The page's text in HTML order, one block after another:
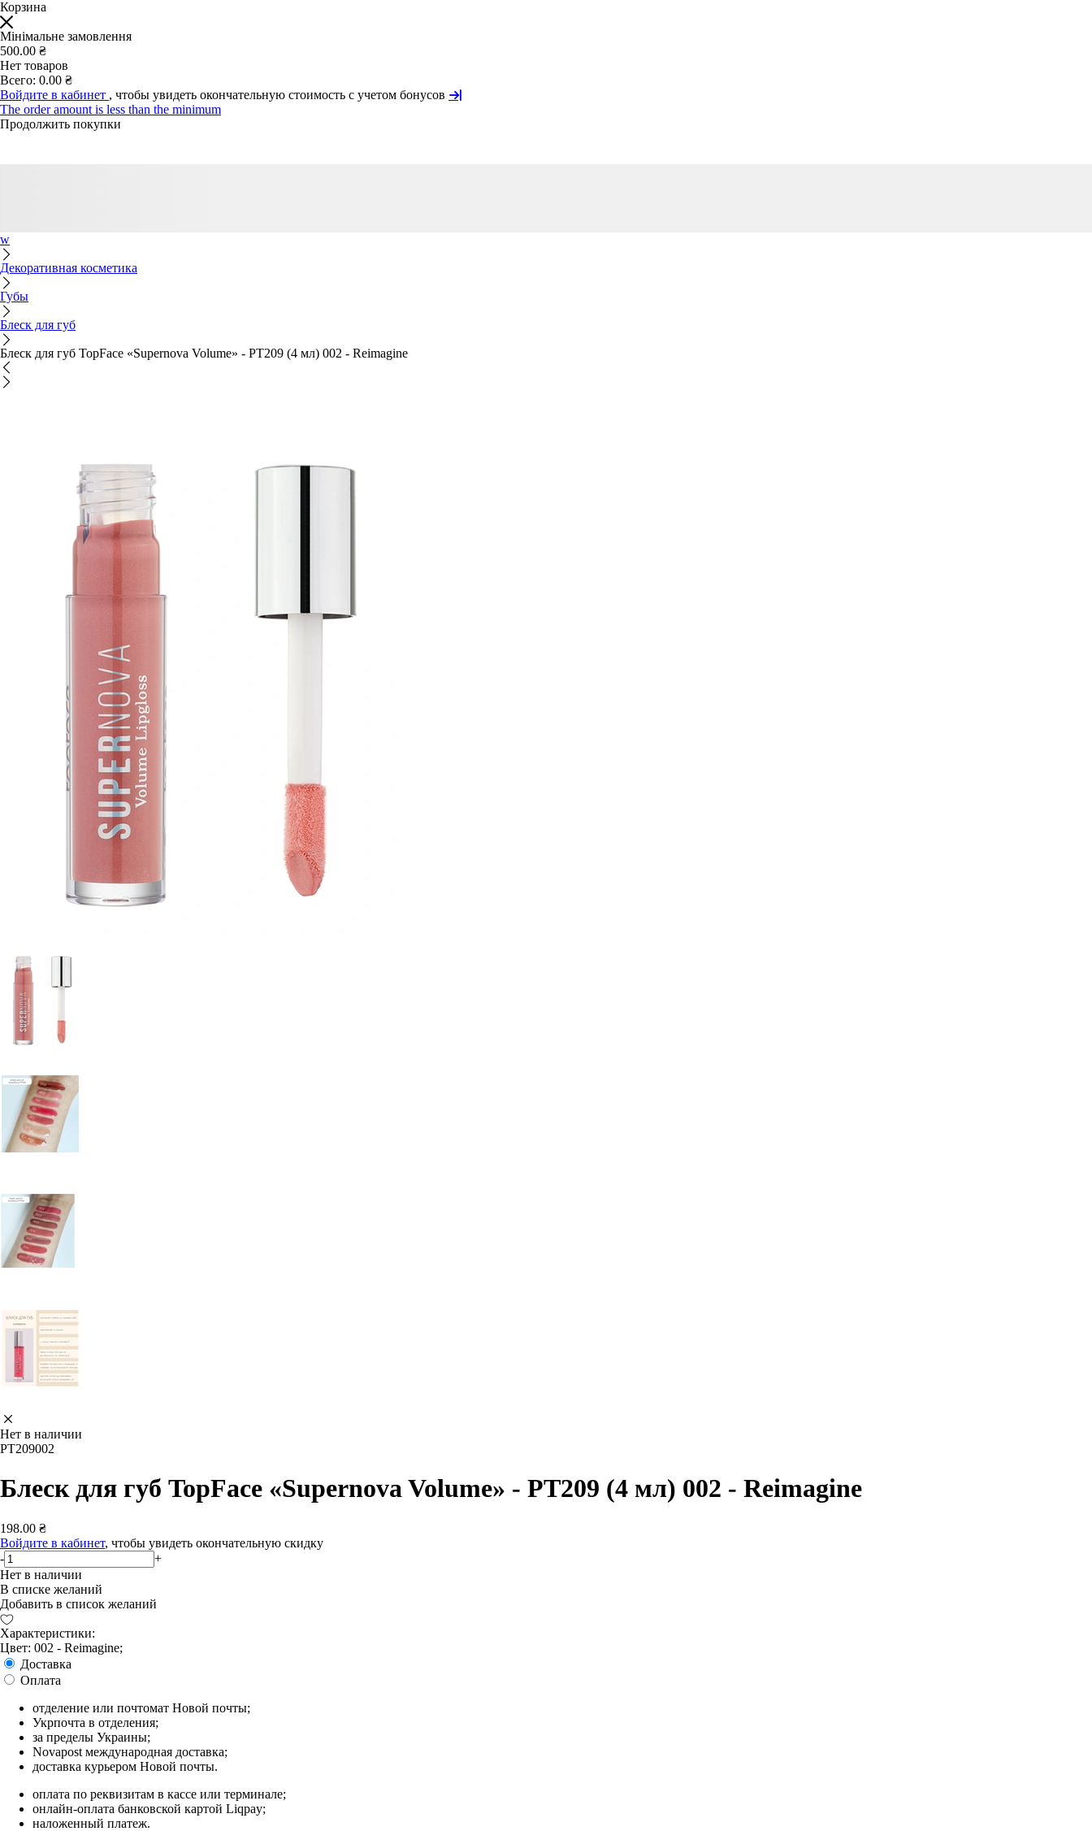
Корзина
Мінімальне замовлення
500.00 ₴
Нет товаров
Всего: 0.00 ₴
Войдите в кабинет , чтобы увидеть окончательную стоимость с учетом бонусов
The order amount is less than the minimum
Продолжить покупки
w
Декоративная косметика
Губы
Блеск для губ
Блеск для губ TopFace «Supernova Volume» - PT209 (4 мл) 002 - Reimagine
Нет в наличии
PT209002
Блеск для губ TopFace «Supernova Volume» - PT209 (4 мл) 002 - Reimagine
198.00 ₴
Войдите в кабинет, чтобы увидеть окончательную скидку
-
+
Нет в наличии
В списке желаний
Добавить в список желаний
Характеристики:
Цвет: 002 - Reimagine;
Доставка
Оплата
отделение или почтомат Новой почты;
Укрпочта в отделения;
за пределы Украины;
Novapost международная доставка;
доставка курьером Новой почты.
оплата по реквизитам в кассе или терминале;
онлайн-оплата банковской картой Liqpay;
наложенный платеж.